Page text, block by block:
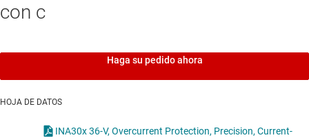
con c
Haga su pedido ahora
HOJA DE DATOS
INA30x 36-V, Overcurrent Protection, Precision, Current-